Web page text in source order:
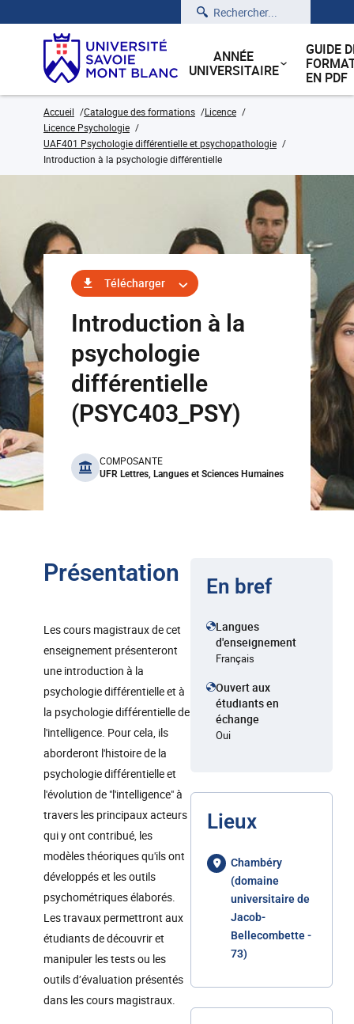
Rechercher
ANNÉE
UNIVERSITAIRE
GUIDE
EN PDF
Accueil Catalogue des formations
Licence
Licence Psychologie
UAF401 Psychologie différentielle et psychopathologie
Introduction à la psychologie différentielle
Télécharger
Introduction à la
psychologie
différentielle
(PSYC403_PSY)
benefits
COMPOSANTE
UFR Lettres, Langues et Sciences Humaines
Présentation
Les cours magistraux de cet
enseignement présenteront
une introduction à la
psychologie différentielle et à
la psychologie différentielle de
l'intelligence. Pour cela, ils
aborderont l'histoire de la
psychologie différentielle et
l'évolution de "l'intelligence" à
travers les principaux acteurs
qui y ont contribué, les
modèles théoriques qu'ils ont
développés et les outils
psychométriques élaborés.
Les travaux permettront aux
étudiants de découvrir et
manipuler les tests ou les
outils d’évaluation présentés
dans les cours magistraux.
En bref
Langues
d'enseignement
Français
Ouvert aux
étudiants en
échange
Oui
Lieux
Chambéry
(domaine
universitaire de
Jacob-
Bellecombette -
73)